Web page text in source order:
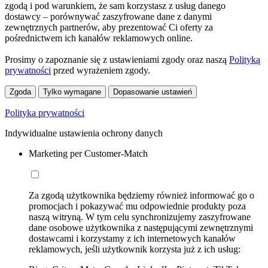
zgodą i pod warunkiem, że sam korzystasz z usług danego
dostawcy – porównywać zaszyfrowane dane z danymi
zewnętrznych partnerów, aby prezentować Ci oferty za
pośrednictwem ich kanałów reklamowych online.
Prosimy o zapoznanie się z ustawieniami zgody oraz naszą Polityką
prywatności przed wyrażeniem zgody.
Zgoda Tylko wymagane Dopasowanie ustawień
Polityka prywatności
Indywidualne ustawienia ochrony danych
Marketing per Customer-Match
Za zgodą użytkownika będziemy również informować go o
promocjach i pokazywać mu odpowiednie produkty poza
naszą witryną. W tym celu synchronizujemy zaszyfrowane
dane osobowe użytkownika z następującymi zewnętrznymi
dostawcami i korzystamy z ich internetowych kanałów
reklamowych, jeśli użytkownik korzysta już z ich usług: